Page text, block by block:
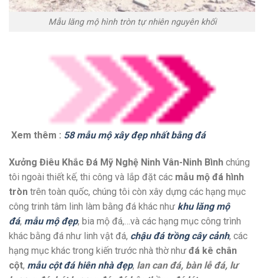
Mẫu lăng mộ hình tròn tự nhiên nguyên khối
Xem thêm : 58 mẫu mộ xây đẹp nhất bằng đá
Xưởng Điêu Khắc Đá Mỹ Nghệ Ninh Vân-Ninh Bình chúng
tôi ngoài thiết kế, thi công và lắp đặt các mẫu mộ đá hình
tròn trên toàn quốc, chúng tôi còn xây dựng các hạng mục
công trinh tâm linh làm bằng đá khác như khu lăng mộ
đá, mẫu mộ đẹp, bia mộ đá,…và các hạng mục công trình
khác bằng đá như linh vật đá, chậu đá trồng cây cảnh, các
hạng mục khác trong kiến trước nhà thờ như đá kê chân
cột, mẫu cột đá hiên nhà đẹp, lan can đá, bàn lễ đá, lư